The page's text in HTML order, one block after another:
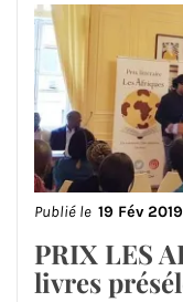
Publié le 19 Fév 2019
PRIX LES
livres